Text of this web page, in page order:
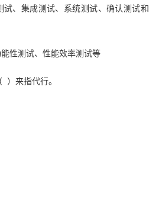
试、集成测试、系统测试、确认测试和
性测试、性能效率测试等
）来指代行。